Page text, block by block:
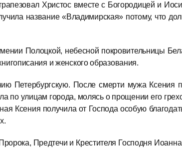
Христос вместе с Богородицей и
название «Владимирская» потому, что
Полоцкой, небесной покровительницы
и женского образования.
Петербургскую. После смерти мужа Ксения
по улицам города, молясь о прощении его
Ксения получила от Господа особую
Предтечи и Крестителя Господня